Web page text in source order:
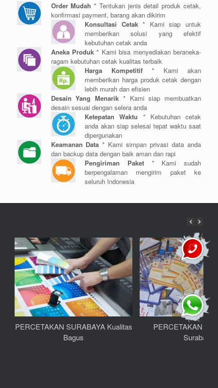
Order Mudah * Tentukan jenis detail produk cetak,
konfirmasi payment, barang akan dikirim
Konsultasi Cetak* Kami siap untuk
memberikan solusi yang efektif
kebutuhan cetak anda
Aneka Produk* Kami bisa menyediakan beraneka-
ragam kebutuhan cetak kualitas terbaik
Harga Kompetitif * Kami akan
memberikan harga produk cetak dengan
lebih murah dan efisien
Desain Yang Menarik * Kami siap membuatkan
desain sesuai dengan selera anda
Ketepatan Waktu * Kebutuhan cetak
anda akan siap selesai tepat waktu saat
dipergunakan
Keamanan Data * Kami simpan privasi data anda
dan backup data dengan baik aman dan rapi
Pengiriman Paket* Kami sudah
berpengalaman mengirim paket ke
seluruh Indonesia
PERCETAKAN SURABAYA Kualitas
Bagus
PERCETAKAN
Surabaya